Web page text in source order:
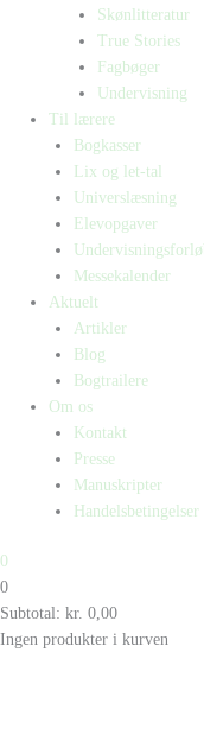
Skønlitteratur
True Stories
Fagbøger
Undervisning
Til lærere
Bogkasser
Lix og let-tal
Universlæsning
Elevopgaver
Messekalender
Aktuelt
Artikler
Blog
Bogtrailere
Om os
Kontakt
Presse
Manuskripter
Handelsbetingelser
0
0
Subtotal: kr. 0,00
Ingen produkter i kurven